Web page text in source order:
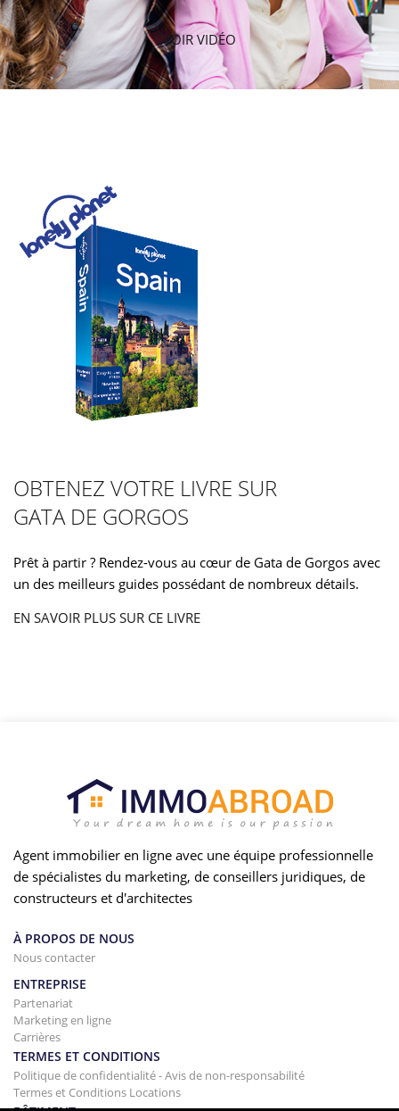
VOIR VIDÉO
OBTENEZ VOTRE LIVRE SUR
GATA DE GORGOS
Prêt à partir ? Rendez-vous au cœur de Gata de Gorgos avec
un des meilleurs guides possédant de nombreux détails.
EN SAVOIR PLUS SUR CE LIVRE
Agent immobilier en ligne avec une équipe professionnelle
de spécialistes du marketing, de conseillers juridiques, de
constructeurs et d'architectes
À PROPOS DE NOUS
Nous contacter
ENTREPRISE
Partenariat
Marketing en ligne
Carrières
TERMES ET CONDITIONS
Politique de confidentialité - Avis de non-responsabilité
Termes et Conditions Locations